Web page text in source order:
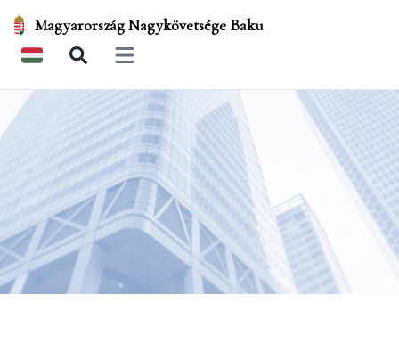
Magyarország Nagykövetsége Baku
Open main menu